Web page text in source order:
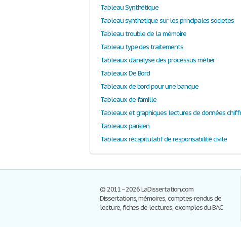
Tableau Synthétique
Tableau synthetique sur les principales societes
Tableau trouble de la mémoire
Tableau type des traitements
Tableaux d'analyse des processus métier
Tableaux De Bord
Tableaux de bord pour une banque
Tableaux de famille
Tableaux parisien
Tableaux récapitulatif de responsabilité civile
© 2011–2026 LaDissertation.com
Dissertations, mémoires, comptes-rendus de
lecture, fiches de lectures, exemples du BAC